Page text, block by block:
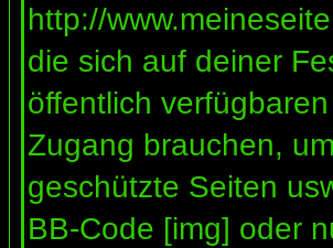
http://
die sich auf deiner
öffentlich
Zugang brauchen,
geschützte Seiten
BB-Code [img] oder